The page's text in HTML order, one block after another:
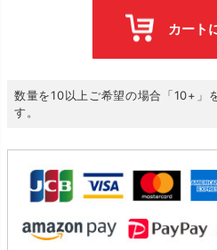
カート
数量を10以上ご希望の場合「10+」
す。